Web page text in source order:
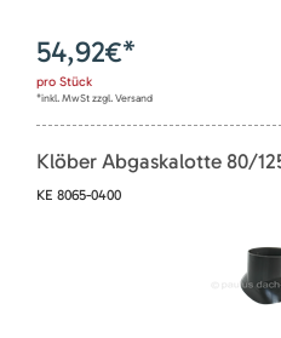
54,92€*
pro Stück
*inkl. MwSt zzgl. Versand
Klöber Abgaskalotte 80/
KE 8065-0400